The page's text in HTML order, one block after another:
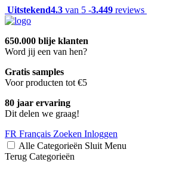
Uitstekend4.3 van 5 -3.449 reviews
650.000 blije klanten
Word jij een van hen?
Gratis samples
Voor producten tot €5
80 jaar ervaring
Dit delen we graag!
FR Français Zoeken Inloggen
Alle Categorieën Sluit Menu
Terug Categorieën